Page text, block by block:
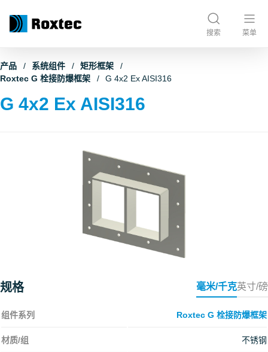
搜索 菜单
产品 系统组件
矩形框架
Roxtec G 栓接防爆框架
G 4x2 Ex AISI316
G 4x2 Ex AISI316
规格 毫米/千克英寸/磅
组件系列 Roxtec G 栓接防爆框架
材质/组 不锈钢